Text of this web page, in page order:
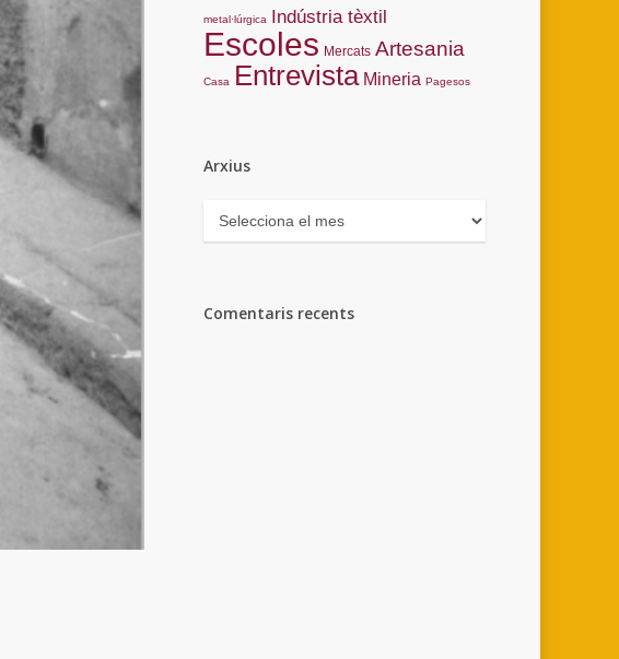
metal·lúrgica Indústria tèxtil
Escoles Mercats Artesania
Casa Entrevista Mineria Pagesos
Arxius
Arxius
Comentaris recents